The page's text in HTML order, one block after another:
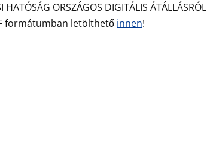
ORSZÁGOS DIGITÁLIS ÁTÁLLÁSRÓL
formátumban letölthető innen!